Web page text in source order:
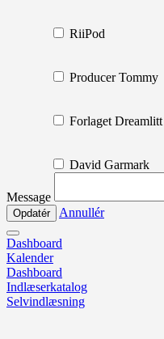
RiiPod
Producer Tommy
Forlaget Dreamlitt
David Garmark
Message
Annullér
Dashboard
Kalender
Dashboard
Indlæserkatalog
Selvindlæsning